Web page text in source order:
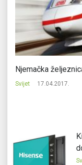
Njemačka
Svijet 17.04.2017.